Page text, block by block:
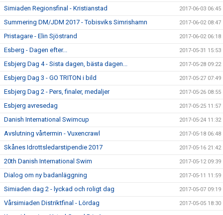
Simiaden Regionsfinal - Kristianstad 2017-06-03 06:45
Summering DM/JDM 2017 - Tobisviks Simrishamn 2017-06-02 08:47
Pristagare - Elin Sjöstrand 2017-06-02 06:18
Esberg - Dagen efter... 2017-05-31 15:53
Esbjerg Dag 4 - Sista dagen, bästa dagen... 2017-05-28 09:22
Esbjerg Dag 3 - GO TRITON i bild 2017-05-27 07:49
Esbjerg Dag 2 - Pers, finaler, medaljer 2017-05-26 08:55
Esbjerg avresedag 2017-05-25 11:57
Danish International Swimcup 2017-05-24 11:32
Avslutning vårtermin - Vuxencrawl 2017-05-18 06:48
Skånes Idrottsledarstipendie 2017 2017-05-16 21:42
20th Danish International Swim 2017-05-12 09:39
Dialog om ny badanläggning 2017-05-11 11:59
Simiaden dag 2 - lyckad och roligt dag 2017-05-07 09:19
Vårsimiaden Distriktfinal - Lördag 2017-05-05 18:30